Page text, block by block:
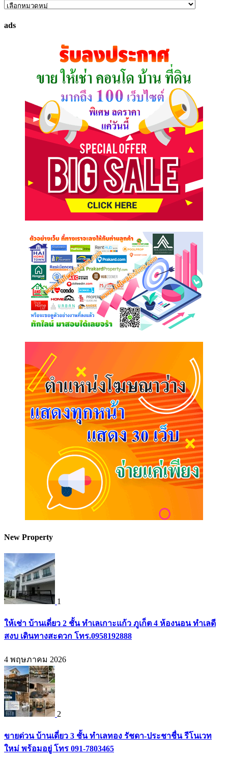
ค้นหา
ที่
ads
New Property
1
ให้เช่า บ้านเดี่ยว 2 ชั้น ทำเลเกาะแก้ว ภูเก็ต 4 ห้องนอน ทำเลดี
สงบ เดินทางสะดวก โทร.0958192888
4 พฤษภาคม 2026
2
ขายด่วน บ้านเดี่ยว 3 ชั้น ทำเลทอง รัชดา-ประชาชื่น รีโนเวท
ใหม่ พร้อมอยู่ โทร 091-7803465